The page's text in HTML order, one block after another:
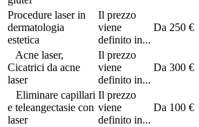
Procedure laser in
dermatologia
estetica
Il prezzo
viene
definito in...
Da 250 €
Acne laser,
Cicatrici da acne
laser
Il prezzo
viene
definito in...
Da 300 €
Eliminare capillari
e teleangectasie con
laser
Il prezzo
viene
definito in...
Da 100 €